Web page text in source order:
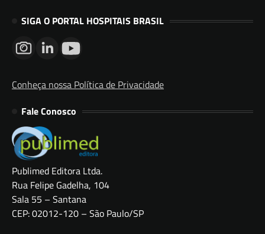
SIGA O PORTAL HOSPITAIS BRASIL
Conheça nossa Política de Privacidade
Fale Conosco
Publimed Editora Ltda.
Rua Felipe Gadelha, 104
Sala 55 – Santana
CEP: 02012-120 – São Paulo/SP